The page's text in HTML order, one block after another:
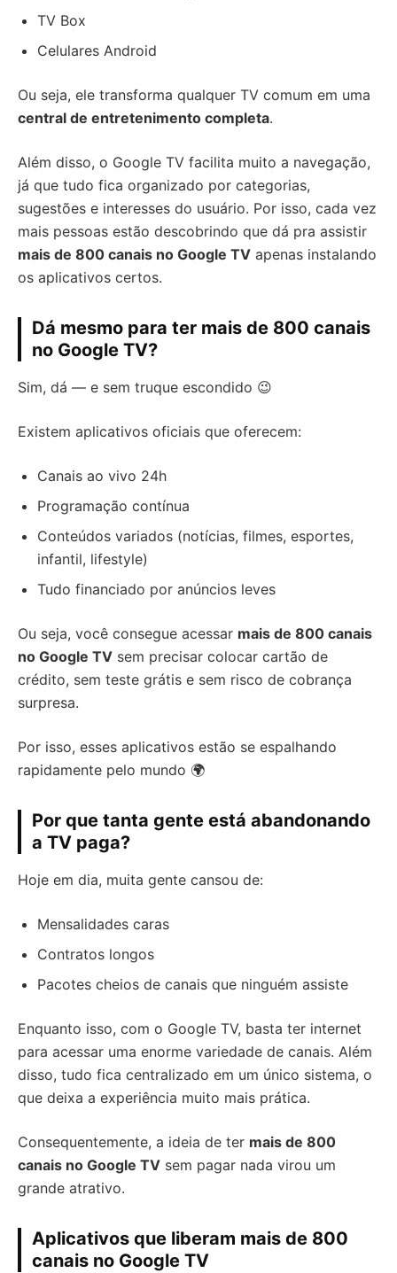
TV Box
Celulares Android
Ou seja, ele transforma qualquer TV comum em uma
central de entretenimento completa.
Além disso, o Google TV facilita muito a navegação,
já que tudo fica organizado por categorias,
sugestões e interesses do usuário. Por isso, cada vez
mais pessoas estão descobrindo que dá pra assistir
mais de 800 canais no Google TV apenas instalando
os aplicativos certos.
Dá mesmo para ter mais de 800 canais
no Google TV?
Sim, dá — e sem truque escondido 😉
Existem aplicativos oficiais que oferecem:
Canais ao vivo 24h
Programação contínua
Conteúdos variados (notícias, filmes, esportes,
infantil, lifestyle)
Tudo financiado por anúncios leves
Ou seja, você consegue acessar mais de 800 canais
no Google TV sem precisar colocar cartão de
crédito, sem teste grátis e sem risco de cobrança
surpresa.
Por isso, esses aplicativos estão se espalhando
rapidamente pelo mundo 🌍
Por que tanta gente está abandonando
a TV paga?
Hoje em dia, muita gente cansou de:
Mensalidades caras
Contratos longos
Pacotes cheios de canais que ninguém assiste
Enquanto isso, com o Google TV, basta ter internet
para acessar uma enorme variedade de canais. Além
disso, tudo fica centralizado em um único sistema, o
que deixa a experiência muito mais prática.
Consequentemente, a ideia de ter mais de 800
canais no Google TV sem pagar nada virou um
grande atrativo.
Aplicativos que liberam mais de 800
canais no Google TV